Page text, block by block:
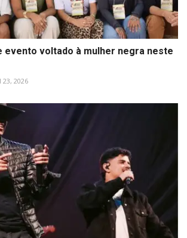
evento voltado à mulher negra neste
23, 2026